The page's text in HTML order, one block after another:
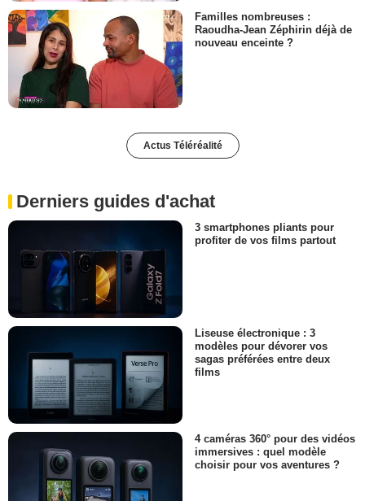
Familles nombreuses :
Raoudha-Jean Zéphirin déjà de
nouveau enceinte ?
Actus Téléréalité
Derniers guides d'achat
3 smartphones pliants pour
profiter de vos films partout
Liseuse électronique : 3
modèles pour dévorer vos
sagas préférées entre deux
films
4 caméras 360° pour des vidéos
immersives : quel modèle
choisir pour vos aventures ?